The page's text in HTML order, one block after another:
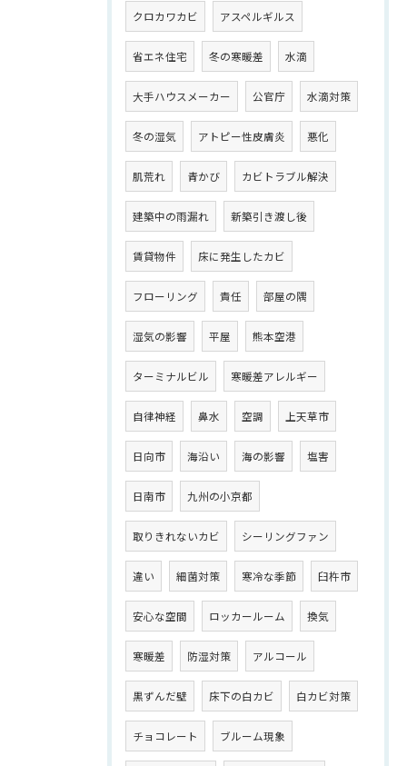
クロカワカビ アスペルギルス
省エネ住宅 冬の寒暖差 水滴
大手ハウスメーカー 公官庁 水滴対策
冬の湿気 アトピー性皮膚炎 悪化
肌荒れ 青かび カビトラブル解決
建築中の雨漏れ 新築引き渡し後
賃貸物件 床に発生したカビ
フローリング 責任 部屋の隅
湿気の影響 平屋 熊本空港
ターミナルビル 寒暖差アレルギー
自律神経 鼻水 空調 上天草市
日向市 海沿い 海の影響 塩害
日南市 九州の小京都
取りきれないカビ シーリングファン
違い 細菌対策 寒冷な季節 臼杵市
安心な空間 ロッカールーム 換気
寒暖差 防湿対策 アルコール
黒ずんだ壁 床下の白カビ 白カビ対策
チョコレート ブルーム現象